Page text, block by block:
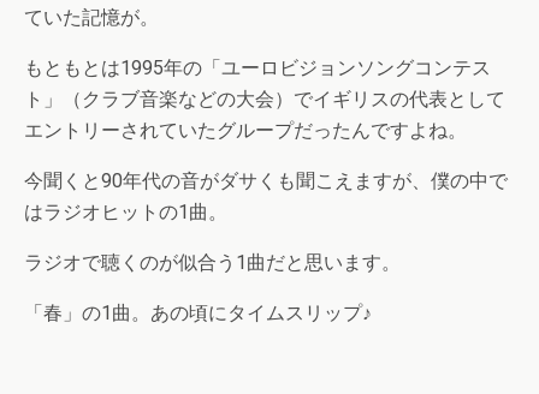
ていた記憶が。
もともとは1995年の「ユーロビジョンソングコンテス
ト」（クラブ音楽などの大会）でイギリスの代表として
エントリーされていたグループだったんですよね。
今聞くと90年代の音がダサくも聞こえますが、僕の中で
はラジオヒットの1曲。
ラジオで聴くのが似合う1曲だと思います。
「春」の1曲。あの頃にタイムスリップ♪